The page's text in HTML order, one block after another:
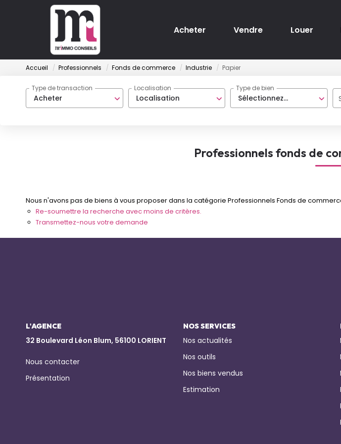
Acheter Vendre Louer
Accueil Professionnels Fonds de commerce Industrie Papier
Acheter
Type de transaction
Localisation
Localisation
Sélectionnez...
Type de bien
Professionnels fonds de
Nous n'avons pas de biens à vous proposer dans la catégorie Professionnels Fonds de
Re-soumettre la recherche avec moins de critères.
Transmettez-nous votre demande
L'AGENCE
32 Boulevard Léon Blum, 56100 LORIENT
Nous contacter
Présentation
NOS SERVICES
Nos actualités
Nos outils
Nos biens vendus
Estimation